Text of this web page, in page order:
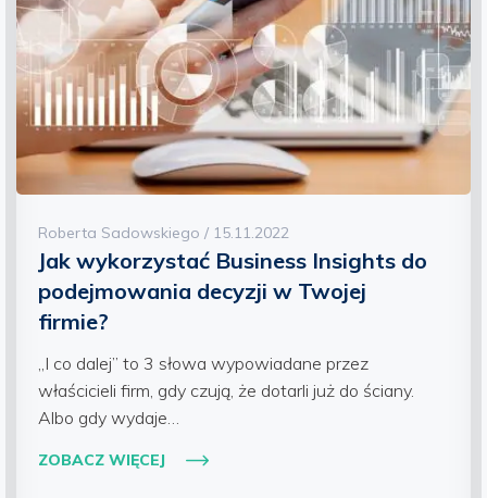
Roberta Sadowskiego / 15.11.2022
Jak wykorzystać Business Insights do
podejmowania decyzji w Twojej
firmie?
„I co dalej” to 3 słowa wypowiadane przez
właścicieli firm, gdy czują, że dotarli już do ściany.
Albo gdy wydaje…
ZOBACZ WIĘCEJ